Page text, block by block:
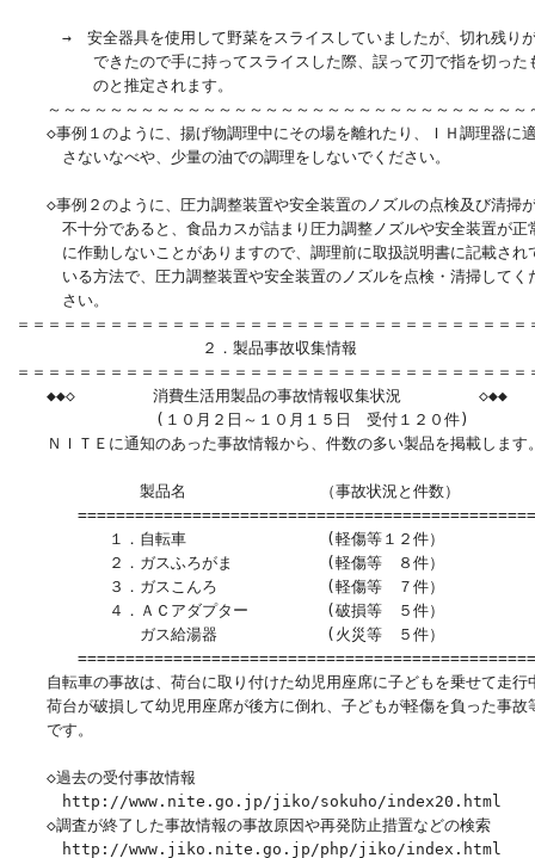
→　安全器具を使用して野菜をスライスしていましたが、切れ残り
できたので手に持ってスライスした際、誤って刃で指を切った
のと推定されます。
～～～～～～～～～～～～～～～～～～～～～～～～～～～～～～～
◇事例１のように、揚げ物調理中にその場を離れたり、ＩＨ調理器に
さないなべや、少量の油での調理をしないでください。
◇事例２のように、圧力調整装置や安全装置のノズルの点検及び清掃
不十分であると、食品カスが詰まり圧力調整ノズルや安全装置が正
に作動しないことがありますので、調理前に取扱説明書に記載され
いる方法で、圧力調整装置や安全装置のノズルを点検・清掃してく
さい。
＝＝＝＝＝＝＝＝＝＝＝＝＝＝＝＝＝＝＝＝＝＝＝＝＝＝＝＝＝＝＝＝＝
２．製品事故収集情報
＝＝＝＝＝＝＝＝＝＝＝＝＝＝＝＝＝＝＝＝＝＝＝＝＝＝＝＝＝＝＝＝＝
◆◆◇　　　　　消費生活用製品の事故情報収集状況　　　　　◇◆◆
(１０月２日～１０月１５日　受付１２０件)
ＮＩＴＥに通知のあった事故情報から、件数の多い製品を掲載します
製品名　　　　　　 　　（事故状況と件数）
１．自転車　　　　　　　　　(軽傷等１２件）
２．ガスふろがま　　　　　　(軽傷等　８件）
３．ガスこんろ　　　　　　　(軽傷等　７件）
４．ＡＣアダプター　　　　　(破損等　５件）
ガス給湯器　　　　　　　(火災等　５件）
自転車の事故は、荷台に取り付けた幼児用座席に子どもを乗せて走行
荷台が破損して幼児用座席が後方に倒れ、子どもが軽傷を負った事故
です。
◇過去の受付事故情報
http://www.nite.go.jp/jiko/sokuho/index20.html
◇調査が終了した事故情報の事故原因や再発防止措置などの検索
http://www.jiko.nite.go.jp/php/jiko/index.html